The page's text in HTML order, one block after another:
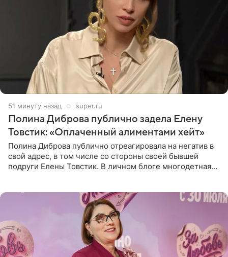
51 минуту назад super.ru
Полина Диброва публично задела Елену
Товстик: «Оплаченный алиментами хейт»
Полина Диброва публично отреагировала на негатив в
свой адрес, в том числе со стороны своей бывшей
подруги Елены Товстик. В личном блоге многодетная